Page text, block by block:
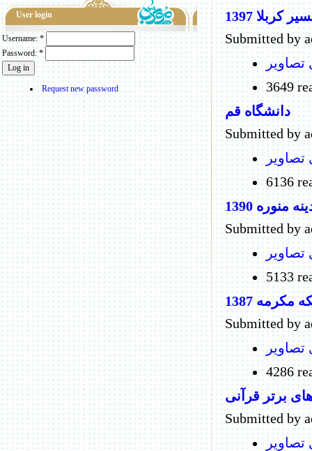
User login
Username:*
Password:*
Request new password
1397
Submitted by
تصاویر
3649
دانشگاه قم
Submitted by
تصاویر
6136
منوره 1390
Submitted by
تصاویر
5133
مکرمه 1387
Submitted by
تصاویر
4286
برتر قرآنی
Submitted by
تصاویر